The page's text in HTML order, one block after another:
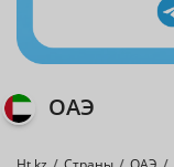
ОАЭ